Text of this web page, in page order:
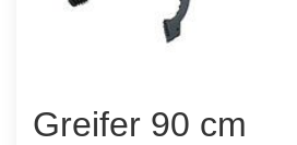
Greifer 90 cm